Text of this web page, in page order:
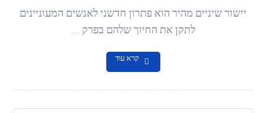
יישור שיניים מהיר הוא פתרון חדשני לאנשים המעוניינים
לתקן את החיוך שלהם בפרק ...
קרא עוד